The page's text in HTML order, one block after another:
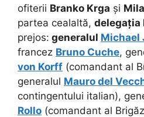
ofiterii Branko Krga și
partea cealaltă, delegația
prejos: generalul Michael
francez Bruno Cuche,
von Korff (comandant al
generalul Mauro del
contingentului italian),
Rollo (comandant al